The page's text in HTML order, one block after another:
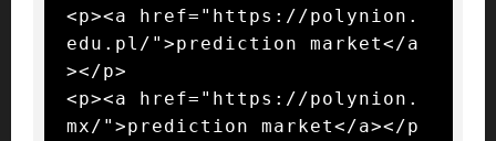
<p><a href="https://polynion.
edu.pl/">prediction market</a
></p>
<p><a href="https://polynion.
mx/">prediction market</a></p